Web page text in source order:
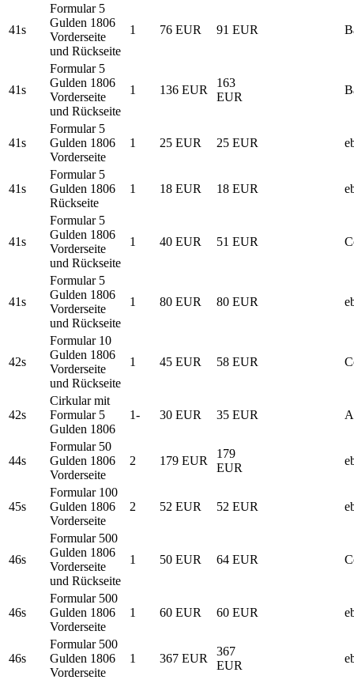
41s
Formular 5
Gulden 1806
Vorderseite
und Rückseite
1 76 EUR 91 EUR
41s
Formular 5
Gulden 1806
Vorderseite
und Rückseite
1 136 EUR
163
EUR
41s
Formular 5
Gulden 1806
Vorderseite
1 25 EUR 25 EUR
41s
Formular 5
Gulden 1806
Rückseite
1 18 EUR 18 EUR
41s
Formular 5
Gulden 1806
Vorderseite
und Rückseite
1 40 EUR 51 EUR
41s
Formular 5
Gulden 1806
Vorderseite
und Rückseite
1 80 EUR 80 EUR
42s
Formular 10
Gulden 1806
Vorderseite
und Rückseite
1 45 EUR 58 EUR
42s
Cirkular mit
Formular 5
Gulden 1806
1- 30 EUR 35 EUR
44s
Formular 50
Gulden 1806
Vorderseite
2 179 EUR
179
EUR
45s
Formular 100
Gulden 1806
Vorderseite
2 52 EUR 52 EUR
46s
Formular 500
Gulden 1806
Vorderseite
und Rückseite
1 50 EUR 64 EUR
46s
Formular 500
Gulden 1806
Vorderseite
1 60 EUR 60 EUR
46s
Formular 500
Gulden 1806
Vorderseite
1 367 EUR
367
EUR